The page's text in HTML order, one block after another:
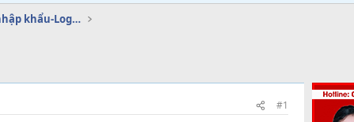
Dịch vụ doanh nghiệp xuất nhập khẩu-Logistics
#1